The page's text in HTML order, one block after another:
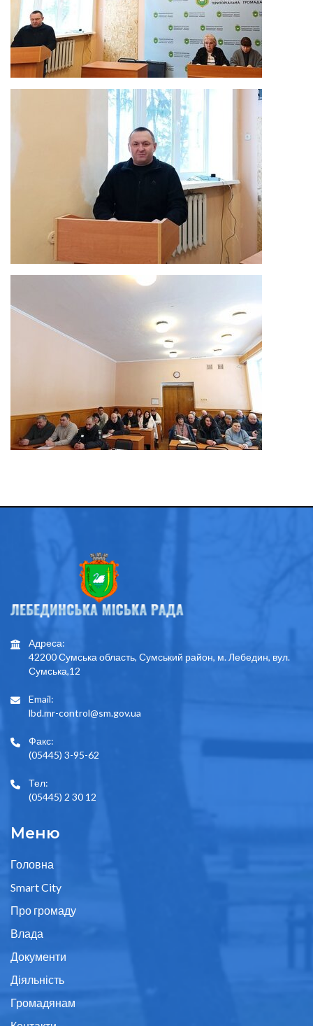
Адреса:
42200 Сумська область, Сумський район, м. Лебедин, вул.
Сумська,12
Email:
lbd.mr-control@sm.gov.ua
Факс:
(05445) 3-95-62
Тел:
(05445) 2 30 12
Меню
Головна
Smart City
Про громаду
Влада
Документи
Діяльність
Громадянам